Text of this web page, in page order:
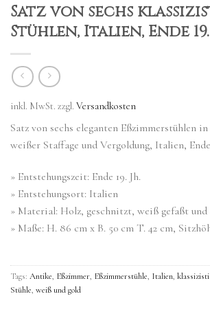
Satz von sechs
Stühlen, Italien, Ende 19.
inkl. MwSt. zzgl. Versandkosten
Satz von sechs eleganten Eßzimmerstühlen
weißer Staffage und Vergoldung, Italien, Ende
» Entstehungszeit: Ende 19. Jh.
» Entstehungsort: Italien
» Material: Holz, geschnitzt, weiß gefaßt und
» Maße: H. 86 cm x B. 50 cm T. 42 cm,
Tags: Antike, Eßzimmer, Eßzimmerstühle, Italien,
Stühle, weiß und gold